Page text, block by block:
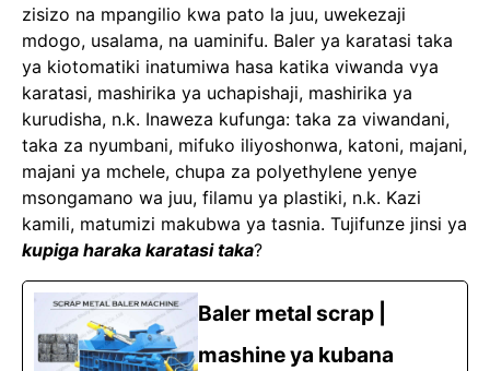
zisizo na mpangilio kwa pato la juu, uwekezaji
mdogo, usalama, na uaminifu. Baler ya karatasi taka
ya kiotomatiki inatumiwa hasa katika viwanda vya
karatasi, mashirika ya uchapishaji, mashirika ya
kurudisha, n.k. Inaweza kufunga: taka za viwandani,
taka za nyumbani, mifuko iliyoshonwa, katoni, majani,
majani ya mchele, chupa za polyethylene yenye
msongamano wa juu, filamu ya plastiki, n.k. Kazi
kamili, matumizi makubwa ya tasnia. Tujifunze jinsi ya
kupiga haraka karatasi taka?
Baler metal scrap |
mashine ya kubana